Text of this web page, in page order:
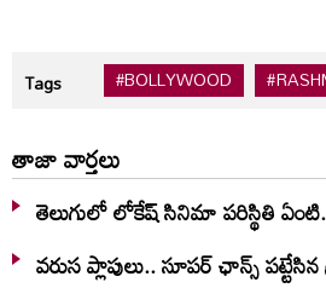
Tags #BOLLYWOOD
తాజా వార్తలు
తెలుగులో లోకేష్ సినిమా పరిస్థితి
వరుస ప్లాపులు.. సూపర్ ఛాన్స్ పట్టేసిన